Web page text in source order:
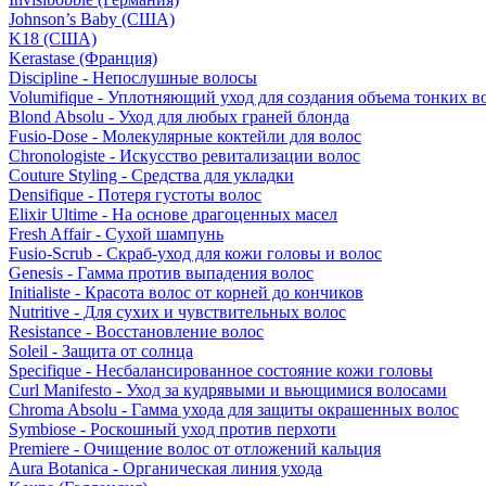
Johnson’s Baby (США)
K18 (США)
Kerastase (Франция)
Discipline - Непослушные волосы
Volumifique - Уплотняющий уход для создания объема тонких
Blond Absolu - Уход для любых граней блонда
Fusio-Dose - Молекулярные коктейли для волос
Chronologiste - Искусство ревитализации волос
Couture Styling - Средства для укладки
Densifique - Потеря густоты волос
Elixir Ultime - На основе драгоценных масел
Fresh Affair - Сухой шампунь
Fusio-Scrub - Скраб-уход для кожи головы и волос
Genesis - Гамма против выпадения волос
Initialiste - Красота волос от корней до кончиков
Nutritive - Для сухих и чувствительных волос
Resistance - Восстановление волос
Soleil - Защита от солнца
Specifique - Несбалансированное состояние кожи головы
Curl Manifesto - Уход за кудрявыми и вьющимися волосами
Chroma Absolu - Гамма ухода для защиты окрашенных волос
Symbiose - Роскошный уход против перхоти
Premiere - Очищение волос от отложений кальция
Aura Botanica - Органическая линия ухода